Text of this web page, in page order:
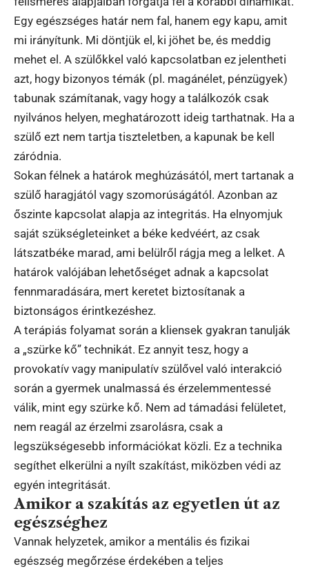
Egy egészséges határ nem fal, hanem egy kapu, amit
mi irányítunk. Mi döntjük el, ki jöhet be, és meddig
mehet el. A szülőkkel való kapcsolatban ez jelentheti
azt, hogy bizonyos témák (pl. magánélet, pénzügyek)
tabunak számítanak, vagy hogy a találkozók csak
nyilvános helyen, meghatározott ideig tarthatnak. Ha a
szülő ezt nem tartja tiszteletben, a kapunak be kell
záródnia.
Sokan félnek a határok meghúzásától, mert tartanak a
szülő haragjától vagy szomorúságától. Azonban az
őszinte kapcsolat alapja az integritás. Ha elnyomjuk
saját szükségleteinket a béke kedvéért, az csak
látszatbéke marad, ami belülről rágja meg a lelket. A
határok valójában lehetőséget adnak a kapcsolat
fennmaradására, mert keretet biztosítanak a
biztonságos érintkezéshez.
A terápiás folyamat során a kliensek gyakran tanulják
a „szürke kő” technikát. Ez annyit tesz, hogy a
provokatív vagy manipulatív szülővel való interakció
során a gyermek unalmassá és érzelemmentessé
válik, mint egy szürke kő. Nem ad támadási felületet,
nem reagál az érzelmi zsarolásra, csak a
legszükségesebb információkat közli. Ez a technika
segíthet elkerülni a nyílt szakítást, miközben védi az
egyén integritását.
Amikor a szakítás az egyetlen út az
egészséghez
Vannak helyzetek, amikor a mentális és fizikai
egészség megőrzése érdekében a teljes